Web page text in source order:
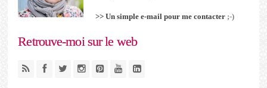
>> Un simple e-mail pour me contacter ;-)
Retrouve-moi sur le web